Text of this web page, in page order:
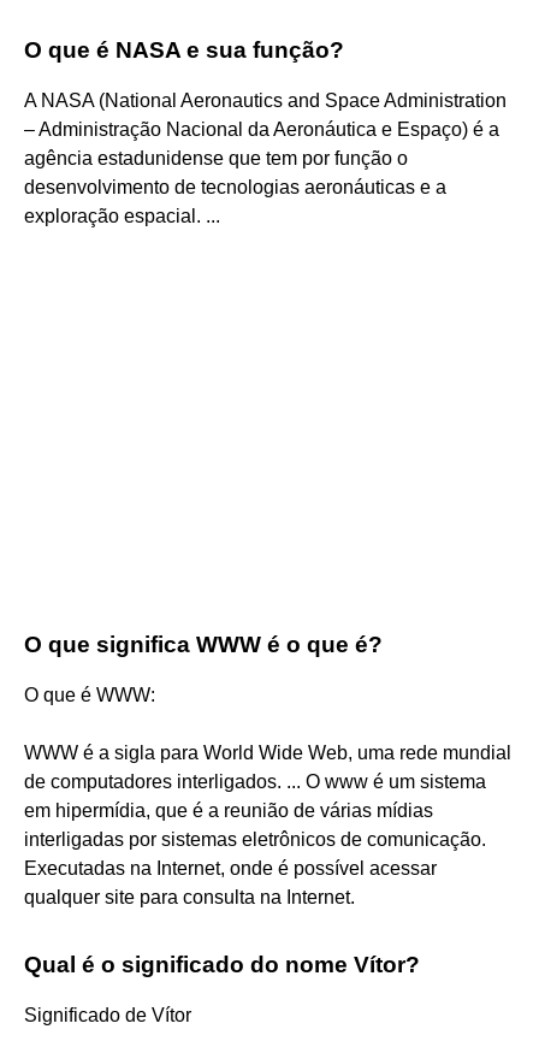
O que é NASA e sua função?
A NASA (National Aeronautics and Space Administration
– Administração Nacional da Aeronáutica e Espaço) é a
agência estadunidense que tem por função o
desenvolvimento de tecnologias aeronáuticas e a
exploração espacial. ...
O que significa WWW é o que é?
O que é WWW:
WWW é a sigla para World Wide Web, uma rede mundial
de computadores interligados. ... O www é um sistema
em hipermídia, que é a reunião de várias mídias
interligadas por sistemas eletrônicos de comunicação.
Executadas na Internet, onde é possível acessar
qualquer site para consulta na Internet.
Qual é o significado do nome Vítor?
Significado de Vítor